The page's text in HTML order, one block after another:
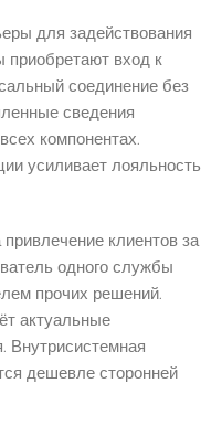
для задействования
приобретают вход к
соединение без
сведения
компонентах.
усиливает лояльность
клиентов за
одного службы
прочих решений.
актуальные
Внутрисистемная
дешевле сторонней